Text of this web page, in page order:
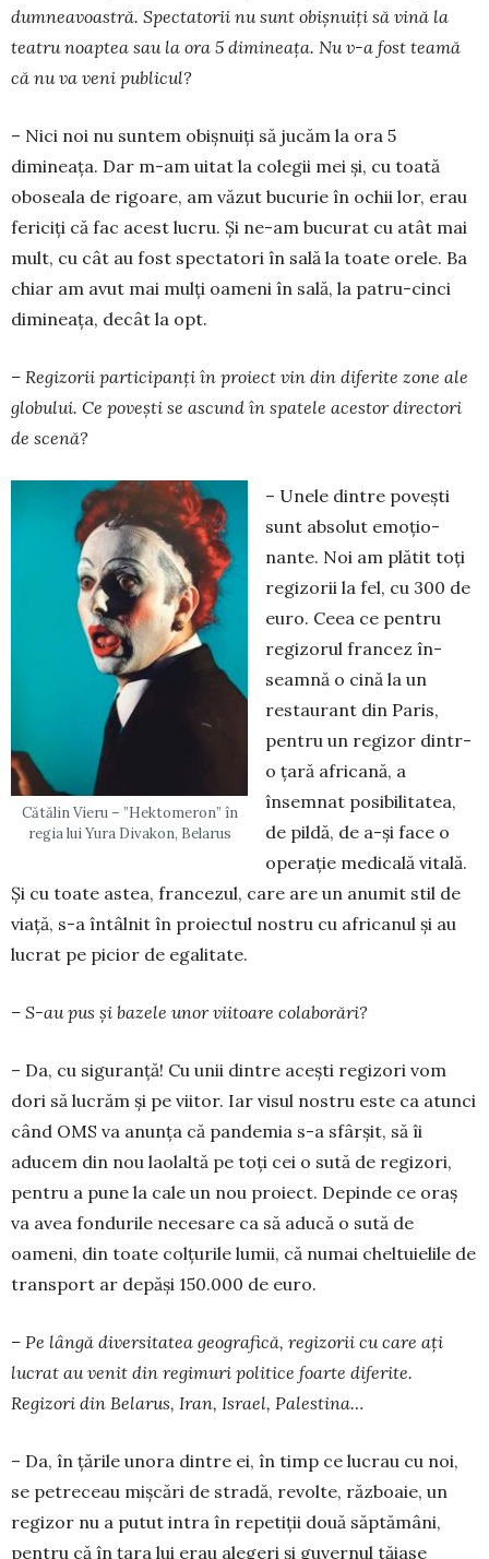
dum­neavoastră. Spec­tatorii nu sunt obiș­nuiți să vină la
teatru noap­tea sau la ora 5 dimi­neața. Nu v-a fost tea­mă
că nu va ve­ni publicul?
– Nici noi nu suntem obișnuiți să jucăm la ora 5
dimineața. Dar m-am uitat la colegii mei și, cu toată
obo­seala de rigoare, am văzut bucurie în ochii lor, erau
fericiți că fac acest lucru. Și ne-am bucurat cu atât mai
mult, cu cât au fost spectatori în sală la toate orele. Ba
chiar am avut mai mulți oameni în sală, la pa­tru-cinci
diminea­ța, decât la opt.
– Regizorii participanți în proiect vin din di­ferite zone ale
globului. Ce povești se ascund în spatele acestor directori
de scenă?
Cătălin Vieru – ”Hektomeron” în
regia lui Yura Divakon, Belarus
– Unele dintre povești
sunt absolut emoțio­
nante. Noi am plătit toți
regizorii la fel, cu 300 de
euro. Ceea ce pentru
regizorul francez în­
seam­nă o cină la un
restaurant din Paris,
pentru un regizor dintr-
o țară africană, a
însemnat po­si­bilitatea,
de pildă, de a-și face o
operație me­dicală vitală.
Și cu toate astea, francezul, care are un anumit stil de
viață, s-a întâlnit în proiectul nostru cu africanul și au
lucrat pe picior de ega­litate.
– S-au pus și bazele unor viitoare cola­bo­rări?
– Da, cu siguranță! Cu unii dintre acești re­gizori vom
dori să lu­crăm și pe viitor. Iar vi­sul nos­tru es­te ca atunci
când OMS va anunța că pan­demia s-a sfârșit, să îi
aducem din nou lao­laltă pe toți cei o sută de regizori,
pentru a pu­ne la cale un nou pro­iect. Depinde ce oraș
va avea fondurile ne­cesare ca să aducă o sută de
oameni, din toate col­țurile lumii, că numai cheltuielile de
trans­port ar de­păși 150.000 de euro.
– Pe lângă diver­si­tatea geografică, regi­zo­rii cu care ați
lucrat au venit din regimuri po­litice foar­te diferite.
Regizori din Belarus, Iran, Is­rael, Palestina…
– Da, în țările unora dintre ei, în timp ce lu­crau cu noi,
se petreceau mișcări de stradă, revolte, războaie, un
regizor nu a putut intra în repetiții două săptămâni,
pentru că în țara lui erau alegeri și guvernul tăiase